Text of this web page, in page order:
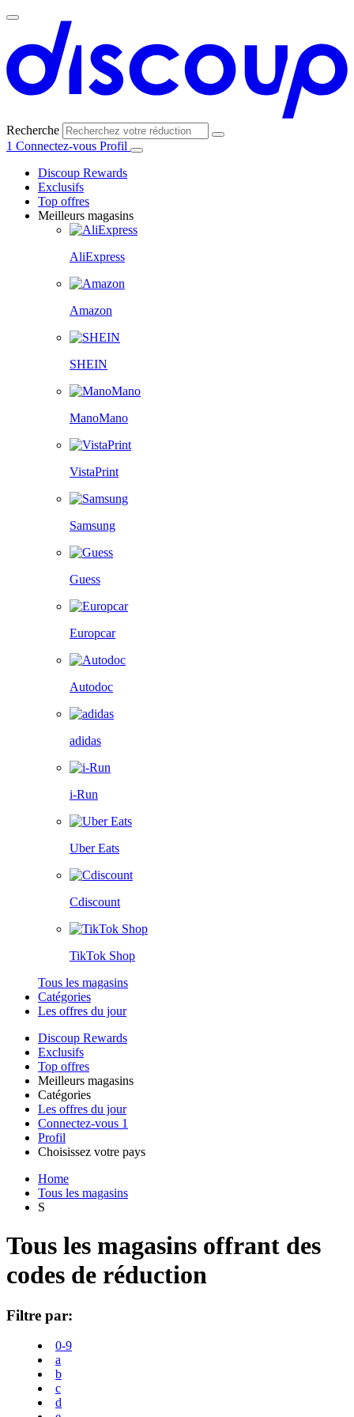
Recherche
1 Connectez-vous Profil
Discoup Rewards
Exclusifs
Top offres
Meilleurs magasins
AliExpress
Amazon
SHEIN
ManoMano
VistaPrint
Samsung
Guess
Europcar
Autodoc
adidas
i-Run
Uber Eats
Cdiscount
TikTok Shop
Tous les magasins
Catégories
Les offres du jour
Discoup Rewards
Exclusifs
Top offres
Meilleurs magasins
AliExpress
ManoMano
Catégories
et
Vêtements et
chaussures
Maison et
Les offres du jour
Connectez-vous 1
Profil
Choisissez votre pays
States
Home
Tous les magasins
S
Tous les magasins offrant des
codes de réduction
Filtre par:
0-9
a
b
c
d